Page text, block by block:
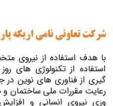
شرکت تعاونی نامی اریکه
با هدف استفاده از نیروی
استفاده از تکنولوژی های
گیری از فناوری های نوین در
رعایت مقررات ملی ساختمان و